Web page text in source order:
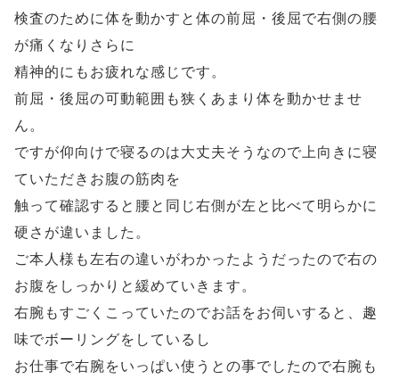
検査のために体を動かすと体の前屈・後屈で右側の腰
が痛くなりさらに
精神的にもお疲れな感じです。
前屈・後屈の可動範囲も狭くあまり体を動かせませ
ん。
ですが仰向けで寝るのは大丈夫そうなので上向きに寝
ていただきお腹の筋肉を
触って確認すると腰と同じ右側が左と比べて明らかに
硬さが違いました。
ご本人様も左右の違いがわかったようだったので右の
お腹をしっかりと緩めていきます。
右腕もすごくこっていたのでお話をお伺いすると、趣
味でボーリングをしているし
お仕事で右腕をいっぱい使うとの事でしたので右腕も